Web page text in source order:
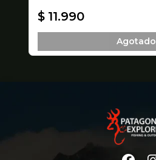
$ 11.990
Agotado